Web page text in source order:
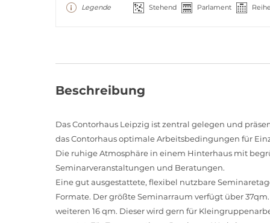
Legende Stehend Parlament
Beschreibung
Das Contorhaus Leipzig ist zentral gelegen und
das Contorhaus optimale Arbeitsbedingungen für
Die ruhige Atmosphäre in einem Hinterhaus mit
Seminarveranstaltungen und Beratungen.
Eine gut ausgestattete, flexibel nutzbare
Formate. Der größte Seminarraum verfügt über
weiteren 16 qm. Dieser wird gern für